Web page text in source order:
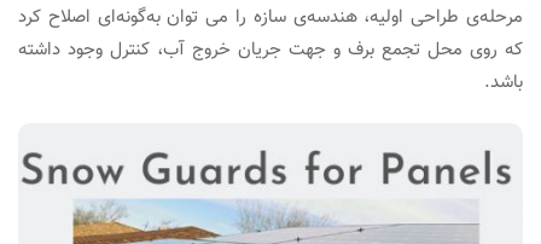
مرحله‌ی طراحی اولیه، هندسه‌ی سازه را می توان به‌گونه‌ای اصلاح کرد
که روی محل تجمع برف و جهت جریان خروج آب، کنترل وجود داشته
باشد.